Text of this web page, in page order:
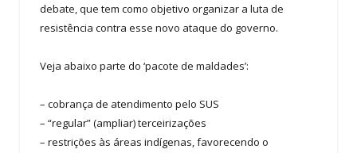
debate, que tem como objetivo organizar a luta de
resistência contra esse novo ataque do governo.
Veja abaixo parte do ‘pacote de maldades’:
– cobrança de atendimento pelo SUS
– “regular” (ampliar) terceirizações
– restrições às áreas indígenas, favorecendo o